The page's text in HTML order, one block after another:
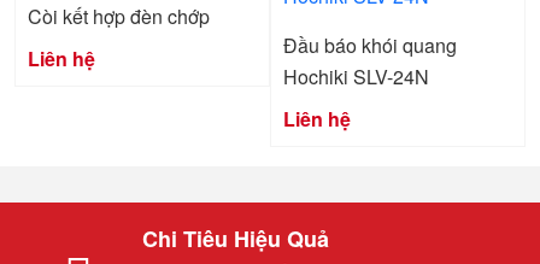
Còi kết hợp đèn chớp
Liên hệ
Đầu báo khói quang
Hochiki SLV-24N
Liên hệ
Chi Tiêu Hiệu Quả